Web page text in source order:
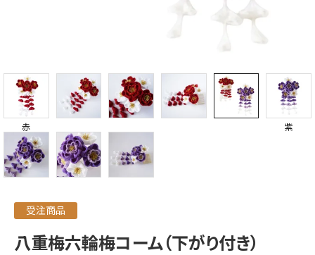
赤 紫
受注商品
八重梅六輪梅コーム（下がり付き）